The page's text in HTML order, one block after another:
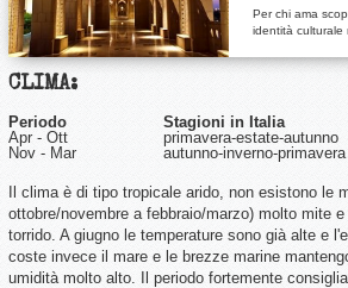
Per chi ama
identità culturale
CLIMA:
Periodo Stagioni in Italia
Apr - Ott
primavera-estate-autunno
Nov - Mar
autunno-inverno-primavera
Il clima è di tipo tropicale arido, non esistono le
ottobre/novembre a febbraio/marzo) molto mite
torrido. A giugno le temperature sono già alte e
coste invece il mare e le brezze marine
umidità molto alto. Il periodo fortemente